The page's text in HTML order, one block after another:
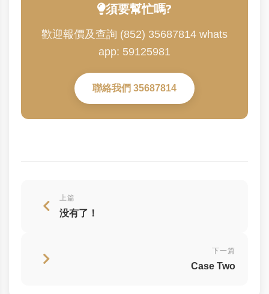
須要幫忙嗎?
歡迎報價及查詢 (852) 35687814 whats
app: 59125981
聯絡我們 35687814
上篇
没有了！
下一篇
Case Two